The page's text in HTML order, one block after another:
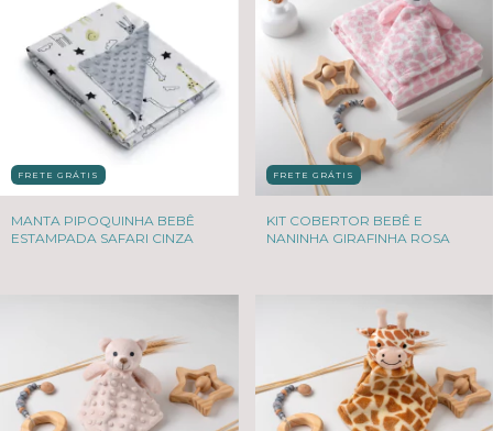
FRETE GRÁTIS
MANTA PIPOQUINHA BEBÊ
ESTAMPADA SAFARI CINZA
FRETE GRÁTIS
KIT COBERTOR BEBÊ E
NANINHA GIRAFINHA ROSA